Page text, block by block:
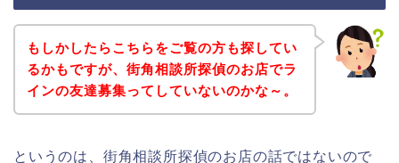
もしかしたらこちらをご覧の方も探してい
るかもですが、街角相談所探偵のお店でラ
インの友達募集ってしていないのかな～。
というのは、街角相談所探偵のお店の話ではないので